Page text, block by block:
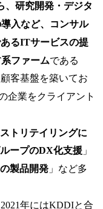
、研究開発・デジタ
入など、コンサル
るITサービスの提
ファームである
客基盤を築いてお
企業をクライアント
トリテイリングに
ープのDX化支援 」
製品開発 」など多
年にはKDDIと合